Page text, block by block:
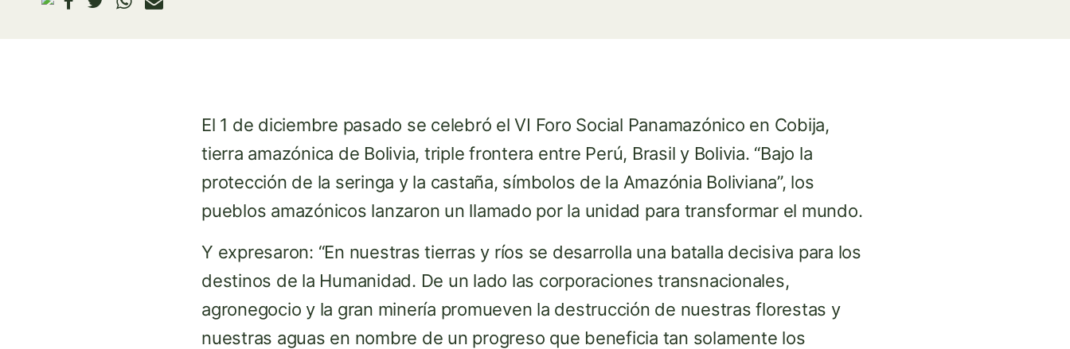
El 1 de diciembre pasado se celebró el VI Foro Social Panamazónico en Cobija,
tierra amazónica de Bolivia, triple frontera entre Perú, Brasil y Bolivia. “Bajo la
protección de la seringa y la castaña, símbolos de la Amazónia Boliviana”, los
pueblos amazónicos lanzaron un llamado por la unidad para transformar el mundo.
Y expresaron: “En nuestras tierras y ríos se desarrolla una batalla decisiva para los
destinos de la Humanidad. De un lado las corporaciones transnacionales,
agronegocio y la gran minería promueven la destrucción de nuestras florestas y
nuestras aguas en nombre de un progreso que beneficia tan solamente los